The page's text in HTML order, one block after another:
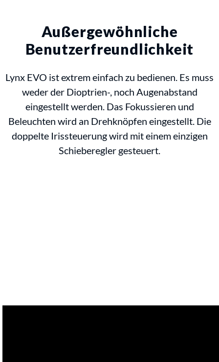
Außergewöhnliche
Benutzerfreundlichkeit
Lynx EVO ist extrem einfach zu bedienen. Es muss
weder der Dioptrien-, noch Augenabstand
eingestellt werden. Das Fokussieren und
Beleuchten wird an Drehknöpfen eingestellt. Die
doppelte Irissteuerung wird mit einem einzigen
Schieberegler gesteuert.